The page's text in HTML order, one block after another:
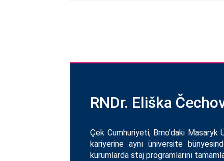
RNDr. Eliška
Çek Cumhuriyeti, Brno'daki Masaryk
kariyerine aynı üniversite
kurumlarda staj programlarını